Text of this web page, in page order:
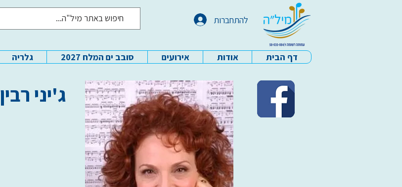
להתחברות
עמותת מיל"ה - דף הביתדף הבית אודות אירועים סובב ים המלח 2027 גלריה
ג'יני רבין